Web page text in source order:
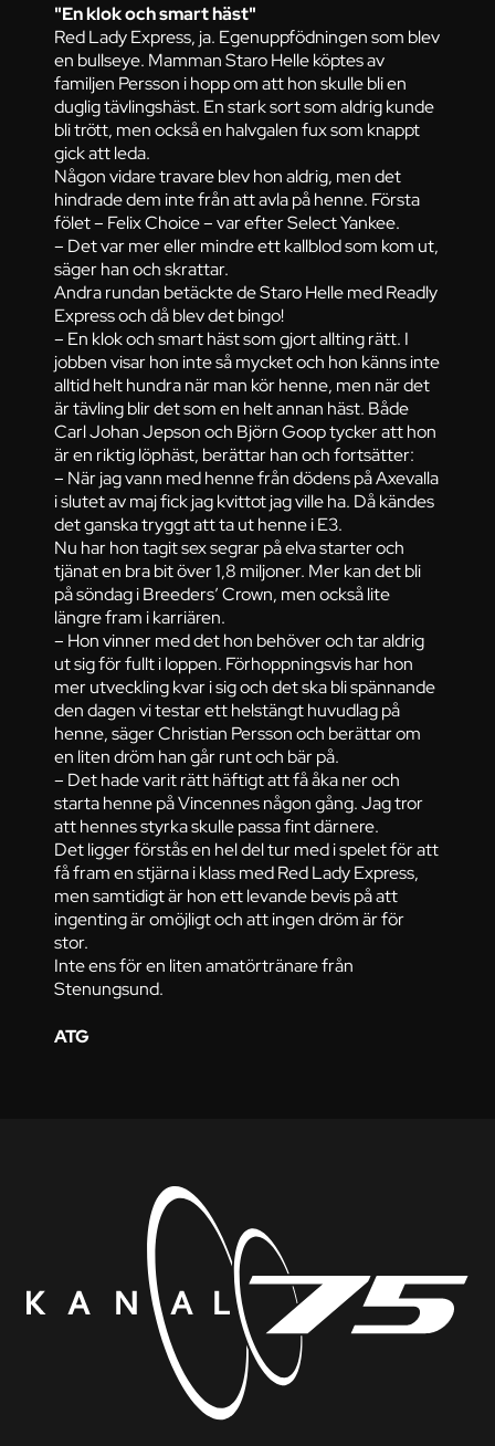
"En klok och smart häst"
Red Lady Express, ja. Egenuppfödningen som blev
en bullseye. Mamman Staro Helle köptes av
familjen Persson i hopp om att hon skulle bli en
duglig tävlingshäst. En stark sort som aldrig kunde
bli trött, men också en halvgalen fux som knappt
gick att leda.
Någon vidare travare blev hon aldrig, men det
hindrade dem inte från att avla på henne. Första
fölet – Felix Choice – var efter Select Yankee.
– Det var mer eller mindre ett kallblod som kom ut,
säger han och skrattar.
Andra rundan betäckte de Staro Helle med Readly
Express och då blev det bingo!
– En klok och smart häst som gjort allting rätt. I
jobben visar hon inte så mycket och hon känns inte
alltid helt hundra när man kör henne, men när det
är tävling blir det som en helt annan häst. Både
Carl Johan Jepson och Björn Goop tycker att hon
är en riktig löphäst, berättar han och fortsätter:
– När jag vann med henne från dödens på Axevalla
i slutet av maj fick jag kvittot jag ville ha. Då kändes
det ganska tryggt att ta ut henne i E3.
Nu har hon tagit sex segrar på elva starter och
tjänat en bra bit över 1,8 miljoner. Mer kan det bli
på söndag i Breeders’ Crown, men också lite
längre fram i karriären.
– Hon vinner med det hon behöver och tar aldrig
ut sig för fullt i loppen. Förhoppningsvis har hon
mer utveckling kvar i sig och det ska bli spännande
den dagen vi testar ett helstängt huvudlag på
henne, säger Christian Persson och berättar om
en liten dröm han går runt och bär på.
– Det hade varit rätt häftigt att få åka ner och
starta henne på Vincennes någon gång. Jag tror
att hennes styrka skulle passa fint därnere.
Det ligger förstås en hel del tur med i spelet för att
få fram en stjärna i klass med Red Lady Express,
men samtidigt är hon ett levande bevis på att
ingenting är omöjligt och att ingen dröm är för
stor.
Inte ens för en liten amatörtränare från
Stenungsund.
ATG